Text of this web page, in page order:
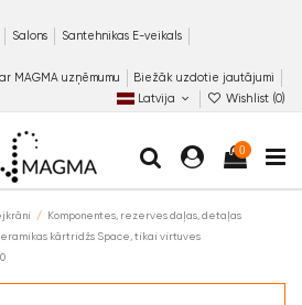
Salons
Santehnikas E-veikals
MAGMA uzņēmumu
Biežāk uzdotie jautājumi
Latvija
Wishlist (0)
0
Komponentes, rezerves daļas, detaļas
kārtridžs Space, tikai virtuves